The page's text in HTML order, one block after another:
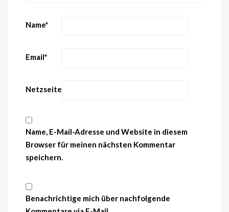
Name*
Email*
Netzseite
Name, E-Mail-Adresse und Website in diesem
Browser für meinen nächsten Kommentar
speichern.
Benachrichtige mich über nachfolgende